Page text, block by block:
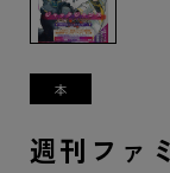
週刊ファ